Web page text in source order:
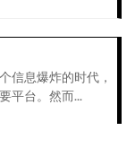
信息爆炸的时代，
平台。然而...